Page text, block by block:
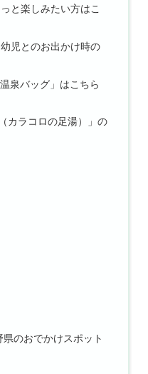
と楽しみたい方はこ
児とのお出かけ時の
泉バッグ」はこちら
カラコロの足湯）」の
のおでかけスポット